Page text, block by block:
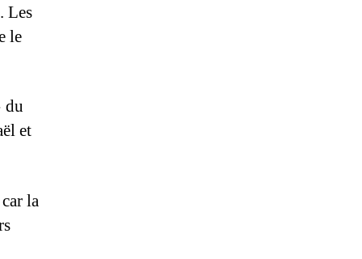
Les
le
du
et
la